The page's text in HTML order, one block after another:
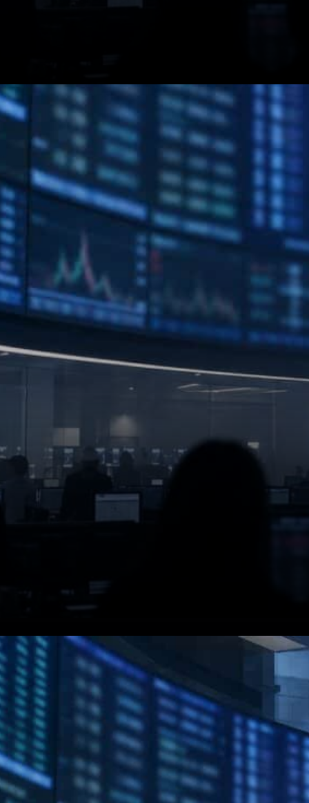
Déclaration d'intérêt d'Upbit.
La déclaration d'Upbit indique
que l'entreprise envisage une
participation future plutôt